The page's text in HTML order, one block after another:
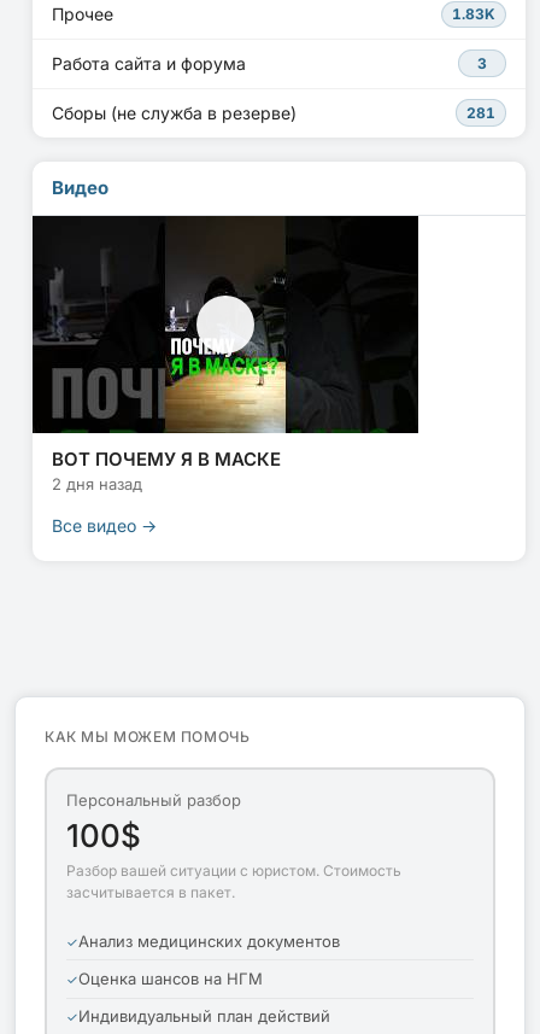
Прочее 1.83K
Работа сайта и форума 3
Сборы (не служба в резерве) 281
Видео
ВОТ ПОЧЕМУ Я В МАСКЕ
2 дня назад
Все видео →
КАК МЫ МОЖЕМ ПОМОЧЬ
Персональный разбор
100$
Разбор вашей ситуации с юристом. Стоимость
засчитывается в пакет.
Анализ медицинских документов
Оценка шансов на НГМ
Индивидуальный план действий